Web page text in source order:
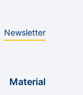
Newsletter
Material